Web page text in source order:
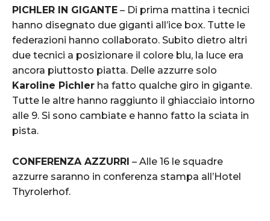
PICHLER IN GIGANTE – Di prima mattina i tecnici
hanno disegnato due giganti all’ice box. Tutte le
federazioni hanno collaborato. Subito dietro altri
due tecnici a posizionare il colore blu, la luce era
ancora piuttosto piatta. Delle azzurre solo
Karoline Pichler ha fatto qualche giro in gigante.
Tutte le altre hanno raggiunto il ghiacciaio intorno
alle 9. Si sono cambiate e hanno fatto la sciata in
pista.
CONFERENZA AZZURRI – Alle 16 le squadre
azzurre saranno in conferenza stampa all’Hotel
Thyrolerhof.